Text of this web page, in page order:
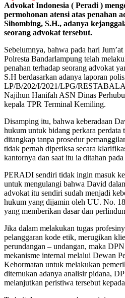
Advokat Indonesia ( Peradi )
permohonan atensi atas penahan
Sihombing, S.H., adanya
seorang advokat tersebut.
Sebelumnya, bahwa pada hari
Polresta Bandarlampung telah
penahan terhadap seorang advokat
S.H berdasarkan adanya laporan
LP/B/202/I/2021/LPG/
Najihun Hanifah ASN Dinas
kepala TPR Terminal Kemiling.
Disamping itu, bahwa keberadaan
hukum untuk bidang perkara perdata
ditangkap tanpa prosedur
tidak pernah diperiksa secara
kantornya dan saat itu ia ditahan
PERADI sendiri tidak ingin masuk
untuk mengulangi bahwa David
advokat itu sendiri sudah menjadi
hukum yang dijamin oleh UU. No.
yang memberikan dasar dan
Jika dalam melakukan tugas
pelanggaran kode etik, merugikan
perundangan – undangan, maka
mekanisme internal melalui Dewan
Kehormatan untuk melakukan
ditemukan adanya analisir pidana,
melanjutkan peristiwa tersebut